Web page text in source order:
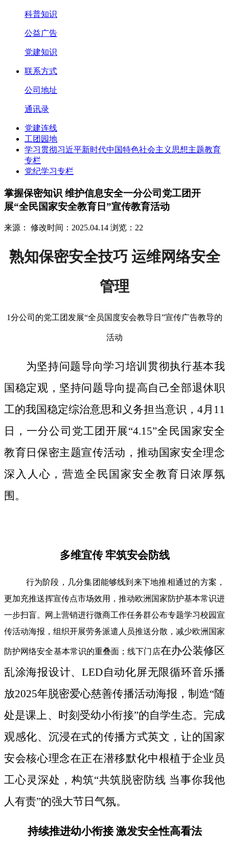
科普知识
公益广告
党建知识
联系方式
公司地址
通讯录
党建连线
工团园地
学习贯彻习近平新时代中国特色社会主义思想主题教育
专栏
党纪学习专栏
掌握保密知识 维护信息安全一分公司党工团开
展“全民国家安全教育日”宣传教育活动
来源： 修改时间：2025.04.14 浏览：22
熟知保密安全技巧 运维网络安全
管理
1分公司的党工团发展“全员国度安会教导日”宣传广告教导的
活动
为坚持问题导向学习培训贯彻执行基本我
国稳定观，坚持问题导向提高自己全部退休职
工的我国稳定综治意思和义务担当意识，4月11
日，一分公司党工团开展“4.15”全民国家安全
教育日保密主题宣传活动，推动国家安全理念
深入人心，营造全民国家安全教育日浓厚氛
围。
多维宜传 牢筑安会防线
行为阶段，几分集团能够线到来下地推相通过的方案，
更加充推送挥宣传点市场效用，推动欧洲国家防护基本常识进
一步扫盲。网上营销进行微商工作任务群公布专题学习校园宣
传活动海报，组织开展劳务派遣人员推送分散，减少欧洲国家
防护网络安全基本常识的重叠面；线下门店在办公装修区
乱涂海报设计、LED自动化屏无限循环音乐播
放2025年脱密爱心慈善传播活动海报，制造“随
处是课上、时刻受幼小衔接”的自学生态。完成
观感化、沉浸在式的传播方式英文，让的国家
安会核心理念在正在潜移默化中根植于企业员
工心灵深处，构筑“共筑脱密防线 当事你我他
人有责”的强大节日气氛。
持续推进幼小衔接 激发安全性高看法